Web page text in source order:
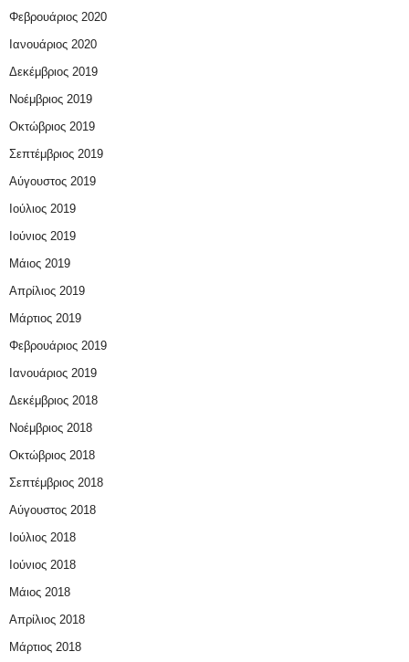
Φεβρουάριος 2020
Ιανουάριος 2020
Δεκέμβριος 2019
Νοέμβριος 2019
Οκτώβριος 2019
Σεπτέμβριος 2019
Αύγουστος 2019
Ιούλιος 2019
Ιούνιος 2019
Μάιος 2019
Απρίλιος 2019
Μάρτιος 2019
Φεβρουάριος 2019
Ιανουάριος 2019
Δεκέμβριος 2018
Νοέμβριος 2018
Οκτώβριος 2018
Σεπτέμβριος 2018
Αύγουστος 2018
Ιούλιος 2018
Ιούνιος 2018
Μάιος 2018
Απρίλιος 2018
Μάρτιος 2018